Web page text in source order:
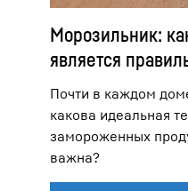
Морозильник:
является
Почти в каждом
какова идеальная
замороженных
важна?